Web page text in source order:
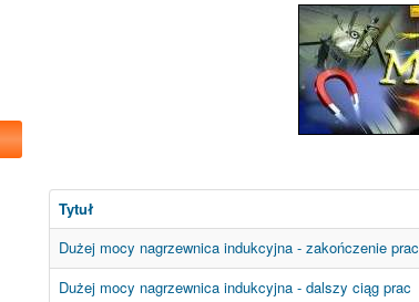
Tytuł
Dużej mocy nagrzewnica indukcyjna - zakończenie prac
Dużej mocy nagrzewnica indukcyjna - dalszy ciąg prac